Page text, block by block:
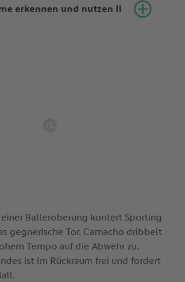
erkennen und nutzen II
einer Balleroberung kontert Sporting
gegnerische Tor. Camacho dribbelt
Tempo auf die Abwehr zu.
ist im Rückraum frei und fordert